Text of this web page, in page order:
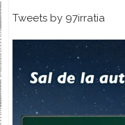
Tweets by 97irratia